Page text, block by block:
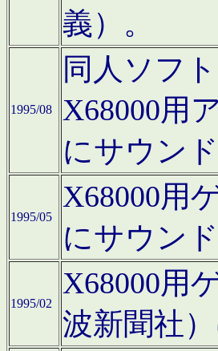
義）。
1995/08
同人ソフ
X68000用
にサウン
1995/05
X68000用
にサウン
1995/02
X68000用
波新聞社